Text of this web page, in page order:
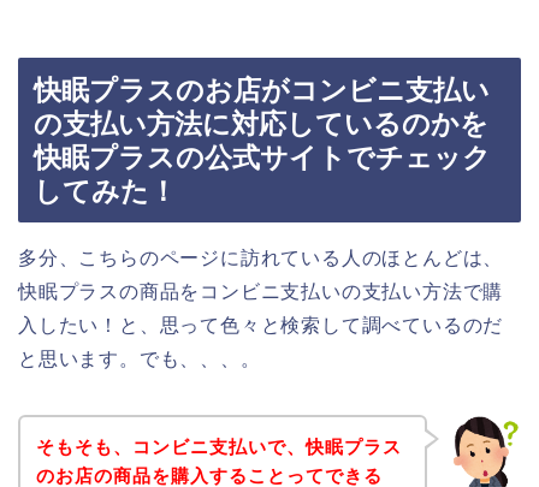
快眠プラスのお店がコンビニ支払い
の支払い方法に対応しているのかを
快眠プラスの公式サイトでチェック
してみた！
多分、こちらのページに訪れている人のほとんどは、
快眠プラスの商品をコンビニ支払いの支払い方法で購
入したい！と、思って色々と検索して調べているのだ
と思います。でも、、、。
そもそも、コンビニ支払いで、快眠プラス
のお店の商品を購入することってできる